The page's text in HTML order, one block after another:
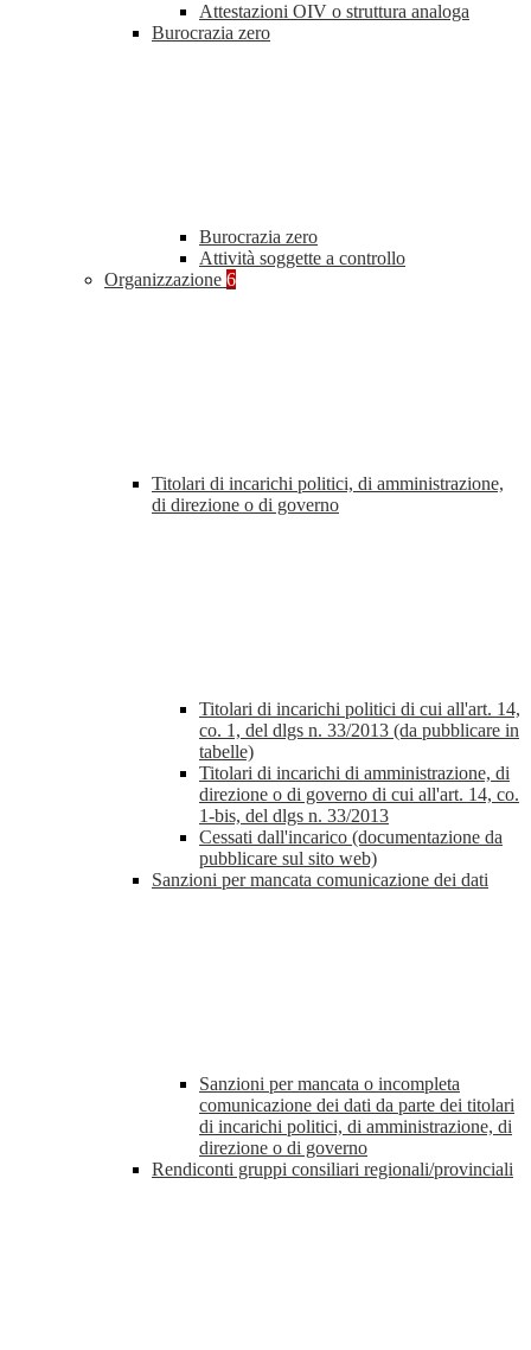
Attestazioni OIV o struttura analoga
Burocrazia zero
Burocrazia zero
Attività soggette a controllo
Organizzazione 6
Titolari di incarichi politici, di amministrazione,
di direzione o di governo
Titolari di incarichi politici di cui all'art. 14,
co. 1, del dlgs n. 33/2013 (da pubblicare in
tabelle)
Titolari di incarichi di amministrazione, di
direzione o di governo di cui all'art. 14, co.
1-bis, del dlgs n. 33/2013
Cessati dall'incarico (documentazione da
pubblicare sul sito web)
Sanzioni per mancata comunicazione dei dati
Sanzioni per mancata o incompleta
comunicazione dei dati da parte dei titolari
di incarichi politici, di amministrazione, di
direzione o di governo
Rendiconti gruppi consiliari regionali/provinciali